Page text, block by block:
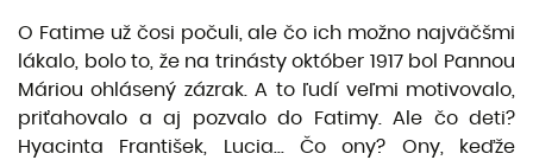
O Fatime už čosi počuli, ale čo ich možno najväčšmi
lákalo, bolo to, že na trinásty október 1917 bol Pannou
Máriou ohlásený zázrak. A to ľudí veľmi motivovalo,
priťahovalo a aj pozvalo do Fatimy. Ale čo deti?
Hyacinta František, Lucia... Čo ony? Ony, keďže